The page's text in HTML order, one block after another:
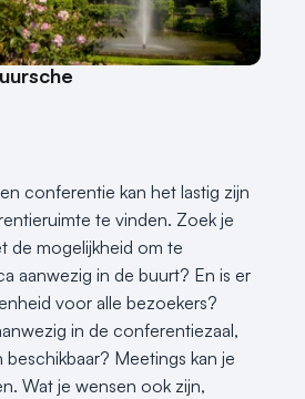
conferentie kan het lastig zijn
te vinden. Zoek je
de mogelijkheid om te
aanwezig in de buurt? En is er
voor alle bezoekers?
in de conferentiezaal,
Meetings kan je
Wat je wensen ook zijn,